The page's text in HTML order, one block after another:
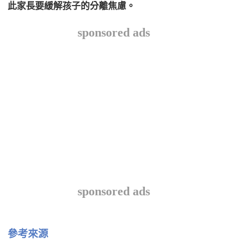
此家長要緩解孩子的分離焦慮。
sponsored ads
sponsored ads
參考來源